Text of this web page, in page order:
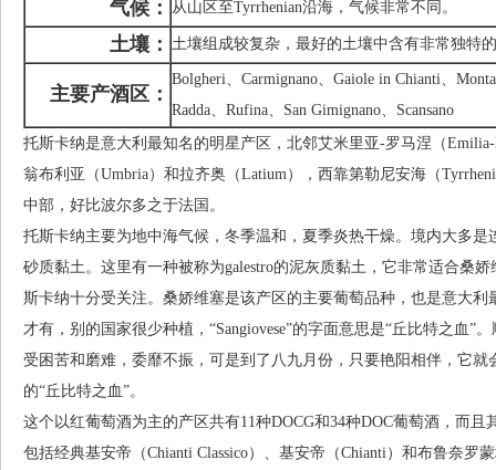
气候： 从山区至Tyrrhenian沿海，气候非常不同。
土壤： 土壤组成较复杂，最好的土壤中含有非常独特
主要产酒区：
Bolgheri、Carmignano、Gaiole in Chianti、
Radda、Rufina、San Gimignano、Scansano
托斯卡纳是意大利最知名的明星产区，北邻艾米里亚-罗马涅（
翁布利亚（Umbria）和拉齐奥（Latium），西靠第勒尼安海（
中部，好比波尔多之于法国。
托斯卡纳主要为地中海气候，冬季温和，夏季炎热干燥。境内大多
砂质黏土。这里有一种被称为galestro的泥灰质黏土，它非常适合桑
斯卡纳十分受关注。桑娇维塞是该产区的主要葡萄品种，也是意大
才有，别的国家很少种植，“Sangiovese”的字面意思是“丘比特之血”
受困苦和磨难，委靡不振，可是到了八九月份，只要艳阳相伴，它
的“丘比特之血”。
这个以红葡萄酒为主的产区共有11种DOCG和34种DOC葡萄酒，而
包括经典基安帝（Chianti Classico）、基安帝（Chianti）和布鲁奈罗